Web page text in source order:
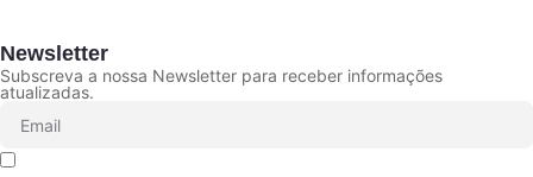
Newsletter
Subscreva a nossa Newsletter para receber informações
atualizadas.